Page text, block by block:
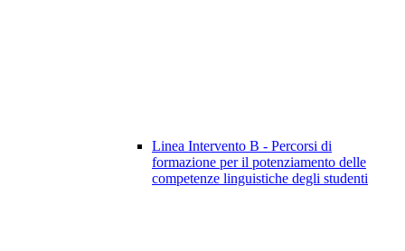
Linea Intervento B - Percorsi di
formazione per il potenziamento delle
competenze linguistiche degli studenti